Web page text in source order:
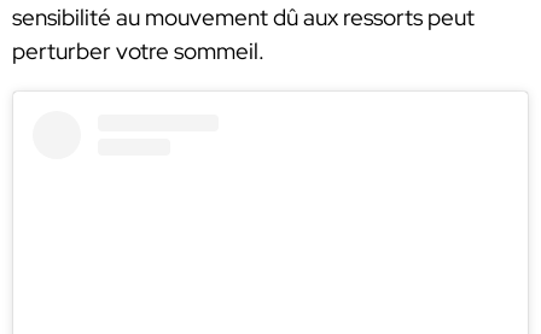
sensibilité au mouvement dû aux ressorts peut
perturber votre sommeil.